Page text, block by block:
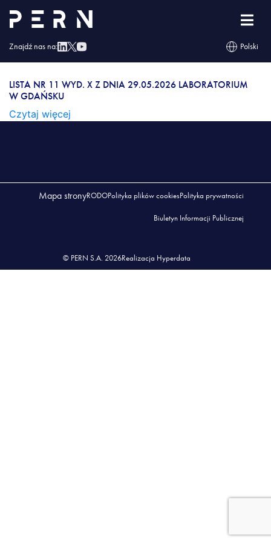
Znajdź nas na: Polski
Lista nr 11 wyd. X z dnia 29.05.2026 Laboratorium
w Gdańsku
LISTA NR 11 WYD. X Z DNIA 29.05.2026
LABORATORIUM W GDAŃSKU
LISTA NR 11 WYD. X Z DNIA 29.05.2026 LABORATORIUM
W GDAŃSKU
Czytaj więcej
Mapa stronyRODOPolityka plików cookiesPolityka prywatności
Biuletyn Informacji Publicznej
© PERN S.A. 2026Realizacja Hyperdata